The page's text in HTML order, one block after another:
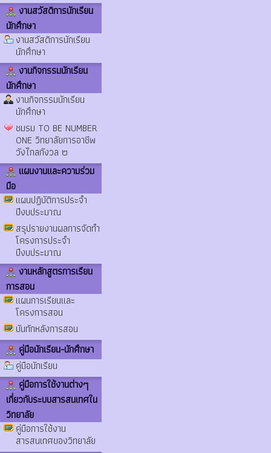
งานสวัสดิการนักเรียน
นักศึกษา
งานสวัสดิการนักเรียน
นักศึกษา
งานกิจกรรมนักเรียน
นักศึกษา
งานกิจกรรมนักเรียน
นักศึกษา
ชมรม TO BE NUMBER
ONE วิทยาลัยการอาชีพ
วังไกลกังวล ๒
แผนงานและความร่วม
มือ
แผนปฏิบัติการประจำ
ปีงบประมาณ
สรุปรายงานผลการจัดทำ
โครงการประจำ
ปีงบประมาณ
งานหลักสูตรการเรียน
การสอน
แผนการเรียนและ
โครงการสอน
บันทักหลังการสอน
คู่มือนักเรียน-นักศึกษา
คู่มือนักเรียน
คู่มือการใช้งานต่างๆ
เกี่ยวกับระบบสารสนเทศใน
วิทยาลัย
คู่มือการใช้งาน
สารสนเทศของวิทยาลัย